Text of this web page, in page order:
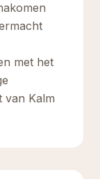
met het
van Kalm